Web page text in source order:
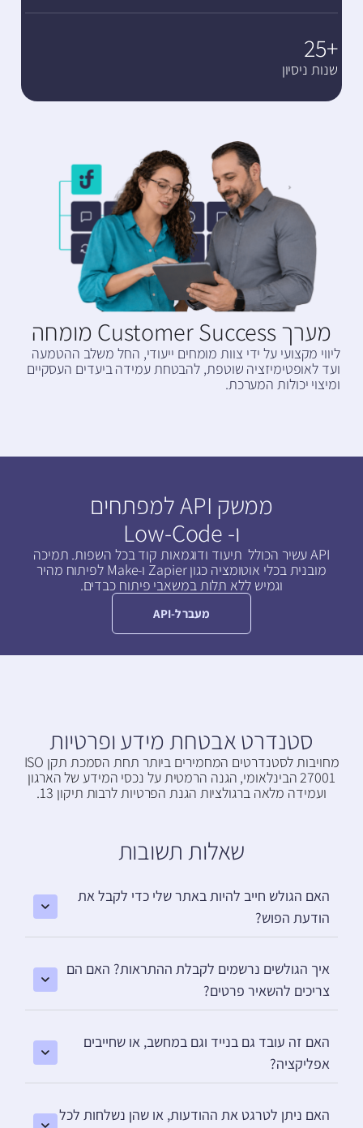
+25
שנות ניסיון
מערך Customer Success מומחה
ליווי מקצועי על ידי צוות מומחים ייעודי, החל משלב ההטמעה
ועד לאופטימיזציה שוטפת, להבטחת עמידה ביעדים העסקיים
ומיצוי יכולות המערכת.
ממשק API למפתחים
ו- Low-Code
API עשיר הכולל תיעוד ודוגמאות קוד בכל השפות. תמיכה
מובנית בכלי אוטומציה כגון Zapier ו-Make לפיתוח מהיר
וגמיש ללא תלות במשאבי פיתוח כבדים.
מעבר ל-API
סטנדרט אבטחת מידע ופרטיות
מחויבות לסטנדרטים המחמירים ביותר תחת הסמכת תקן ISO
27001 הבינלאומי, הגנה הרמטית על נכסי המידע של הארגון
ועמידה מלאה ברגולציות הגנת הפרטיות לרבות תיקון 13.
שאלות תשובות
האם הגולש חייב להיות באתר שלי כדי לקבל את
הודעת הפוש?
איך הגולשים נרשמים לקבלת ההתראות? האם הם
צריכים להשאיר פרטים?
האם זה עובד גם בנייד וגם במחשב, או שחייבים
אפליקציה?
האם ניתן לטרגט את ההודעות, או שהן נשלחות לכל